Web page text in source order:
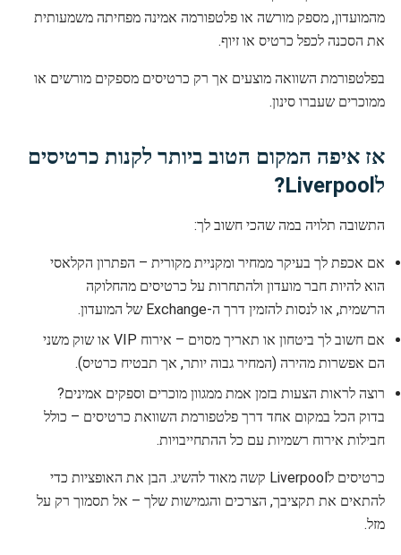
מהמועדון, מספק מורשה או פלטפורמה אמינה מפחיתה משמעותית
את הסכנה לכפל כרטיס או זיוף.
בפלטפורמת השוואה מוצעים אך רק כרטיסים מספקים מורשים או
ממוכרים שעברו סינון.
אז איפה המקום הטוב ביותר לקנות כרטיסים
לLiverpool?
התשובה תלויה במה שהכי חשוב לך:
אם אכפת לך בעיקר ממחיר ומקניית מקורית – הפתרון הקלאסי
הוא להיות חבר מועדון ולהתחרות על כרטיסים מהחלוקה
הרשמית, או לנסות להזמין דרך ה-Exchange של המועדון.
אם חשוב לך ביטחון או תאריך מסוים – אירוח VIP או שוק משני
הם אפשרות מהירה (המחיר גבוה יותר, אך תבטיח כרטיס).
רוצה לראות הצעות בזמן אמת ממגוון מוכרים וספקים אמינים?
בדוק הכל במקום אחד דרך פלטפורמת השוואת כרטיסים – כולל
חבילות אירוח רשמיות עם כל ההתחייבויות.
כרטיסים לLiverpool קשה מאוד להשיג. הבן את האופציות כדי
להתאים את תקציבך, הצרכים והגמישות שלך – אל תסמוך רק על
מזל.